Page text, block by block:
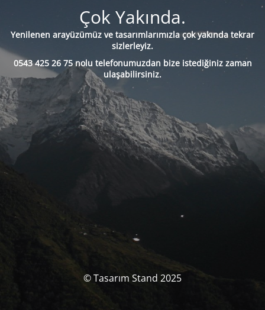
Çok Yakında.
Yenilenen arayüzümüz ve tasarımlarımızla çok yakında tekrar
sizlerleyiz.
0543 425 26 75 nolu telefonumuzdan bize istediğiniz zaman
ulaşabilirsiniz.
© Tasarım Stand 2025